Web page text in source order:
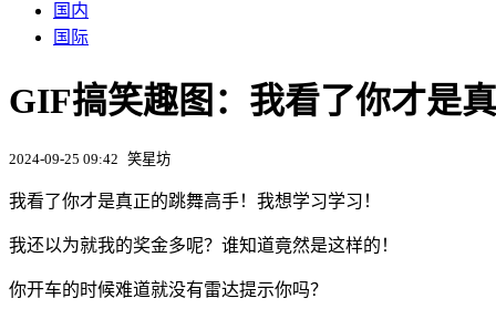
国内
国际
GIF搞笑趣图：我看了你才是
2024-09-25 09:42 笑星坊
我看了你才是真正的跳舞高手！我想学习学习！
我还以为就我的奖金多呢？谁知道竟然是这样的！
你开车的时候难道就没有雷达提示你吗？